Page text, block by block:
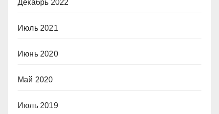
Декабрь 2022
Июль 2021
Июнь 2020
Май 2020
Июль 2019